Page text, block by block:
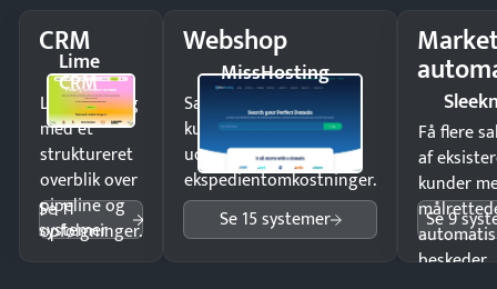
CRM
Lime
CRM
Luk flere salg
med et
struktureret
overblik over
pipeline og
opfølgninger.
Se 11
systemer
Webshop
MissHosting
Sælg produkter 24/7 til
kunder i hele landet
uden
ekspedientomkostninger.
Se 15 systemer
Få flere
af
kunder
beskeder.
Se 9